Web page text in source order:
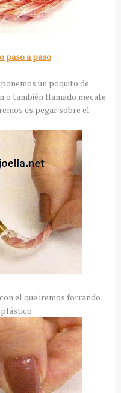
paso a paso
un poquito de
o también llamado mecate
es pegar sobre el
el que iremos forrando